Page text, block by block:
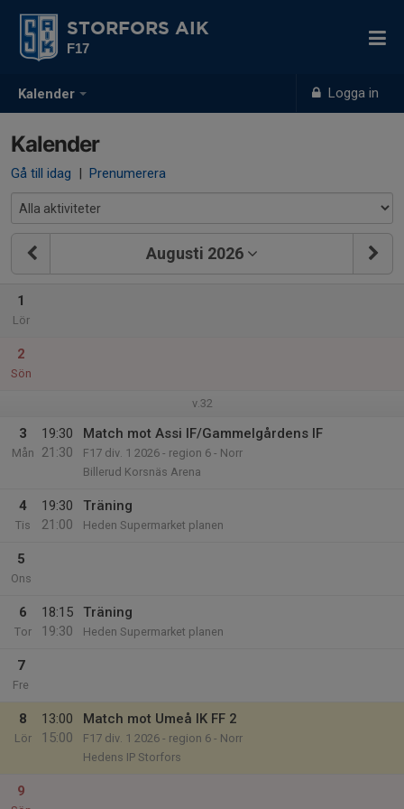
Kalender Logga in
STORFORS AIK
F17
Kalender
Gå till idag | Prenumerera
Augusti 2026
1
Lör
2
Sön
v.32
3
Mån
19:30
21:30
Match mot Assi IF/Gammelgårdens IF
F17 div. 1 2026 - region 6 - Norr
Billerud Korsnäs Arena
4
Tis
19:30
21:00
Träning
Heden Supermarket planen
5
Ons
6
Tor
18:15
19:30
Träning
Heden Supermarket planen
7
Fre
8
Lör
13:00
15:00
Match mot Umeå IK FF 2
F17 div. 1 2026 - region 6 - Norr
Hedens IP Storfors
9